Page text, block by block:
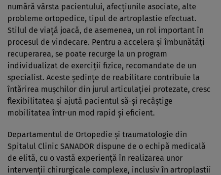
numără vârsta pacientului, afecțiunile asociate, alte
probleme ortopedice, tipul de artroplastie efectuat.
Stilul de viață joacă, de asemenea, un rol important în
procesul de vindecare. Pentru a accelera și îmbunătăți
recuperarea, se poate recurge la un program
individualizat de exerciții fizice, recomandate de un
specialist. Aceste ședințe de reabilitare contribuie la
întărirea mușchilor din jurul articulației protezate, cresc
flexibilitatea și ajută pacientul să-și recâștige
mobilitatea într-un mod rapid și eficient.
Departamentul de Ortopedie și traumatologie din
Spitalul Clinic SANADOR dispune de o echipă medicală
de elită, cu o vastă experiență în realizarea unor
intervenții chirurgicale complexe, inclusiv în artroplastii